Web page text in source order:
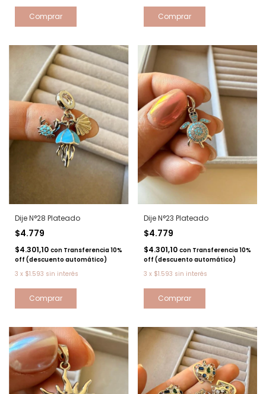
Dije N°28 Plateado
$4.779
$4.301,10 con Transferencia 10%
off (descuento automático)
3 x $1.593 sin interés
Dije N°23 Plateado
$4.779
$4.301,10 con Transferencia 10%
off (descuento automático)
3 x $1.593 sin interés